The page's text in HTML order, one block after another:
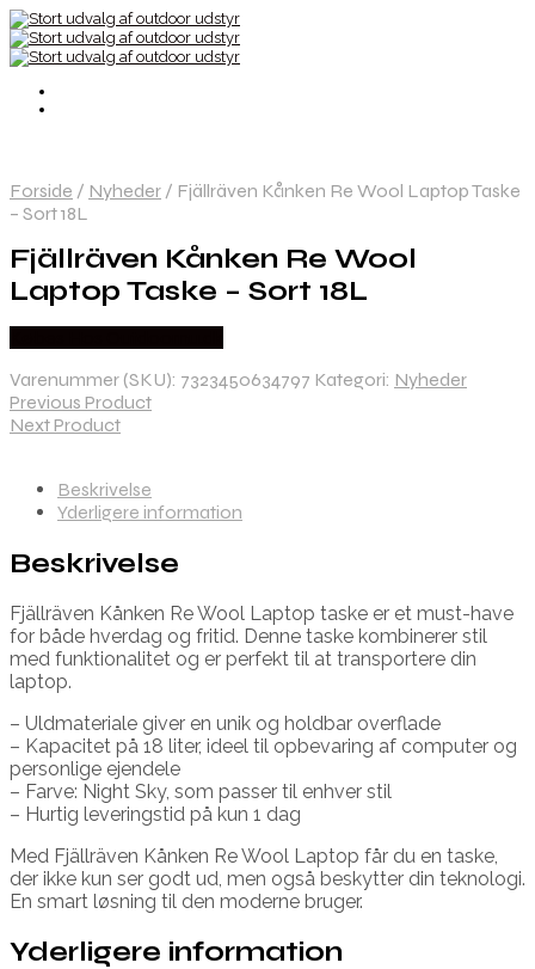
Forside / Nyheder / Fjällräven Kånken Re Wool Laptop Taske
– Sort 18L
Fjällräven Kånken Re Wool
Laptop Taske – Sort 18L
Varenummer (SKU): 7323450634797 Kategori: Nyheder
Previous Product
Next Product
Beskrivelse
Yderligere information
Beskrivelse
Fjällräven Kånken Re Wool Laptop taske er et must-have
for både hverdag og fritid. Denne taske kombinerer stil
med funktionalitet og er perfekt til at transportere din
laptop.
– Uldmateriale giver en unik og holdbar overflade
– Kapacitet på 18 liter, ideel til opbevaring af computer og
personlige ejendele
– Farve: Night Sky, som passer til enhver stil
– Hurtig leveringstid på kun 1 dag
Med Fjällräven Kånken Re Wool Laptop får du en taske,
der ikke kun ser godt ud, men også beskytter din teknologi.
En smart løsning til den moderne bruger.
Yderligere information